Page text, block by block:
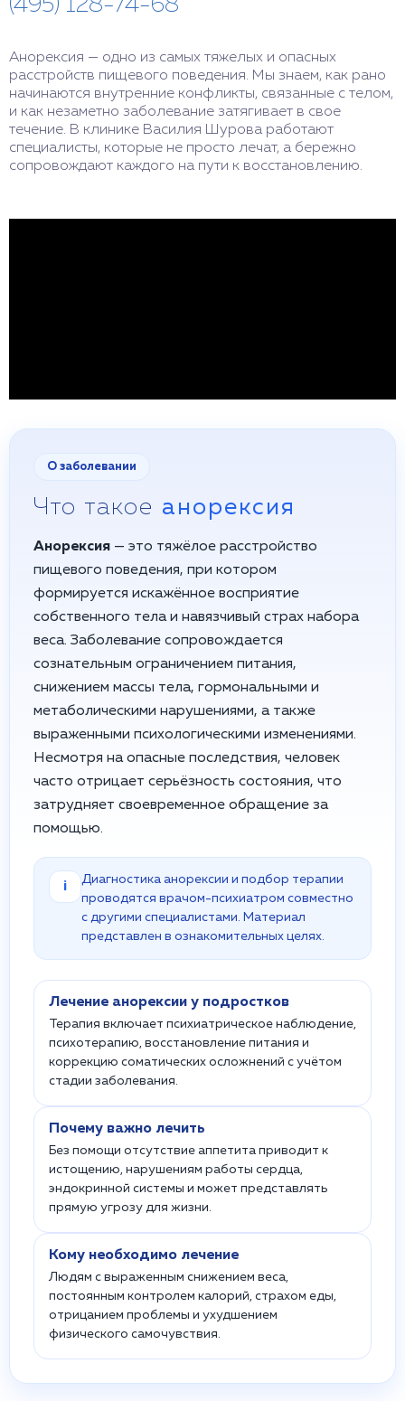
(495) 128-74-68
Анорексия — одно из самых тяжелых и опасных
расстройств пищевого поведения. Мы знаем, как рано
начинаются внутренние конфликты, связанные с телом,
и как незаметно заболевание затягивает в свое
течение. В клинике Василия Шурова работают
специалисты, которые не просто лечат, а бережно
сопровождают каждого на пути к восстановлению.
О заболевании
Что такое анорексия
Анорексия — это тяжёлое расстройство
пищевого поведения, при котором
формируется искажённое восприятие
собственного тела и навязчивый страх набора
веса. Заболевание сопровождается
сознательным ограничением питания,
снижением массы тела, гормональными и
метаболическими нарушениями, а также
выраженными психологическими изменениями.
Несмотря на опасные последствия, человек
часто отрицает серьёзность состояния, что
затрудняет своевременное обращение за
помощью.
i
Диагностика анорексии и подбор терапии
проводятся врачом-психиатром совместно
с другими специалистами. Материал
представлен в ознакомительных целях.
Лечение анорексии у подростков
Терапия включает психиатрическое наблюдение,
психотерапию, восстановление питания и
коррекцию соматических осложнений с учётом
стадии заболевания.
Почему важно лечить
Без помощи отсутствие аппетита приводит к
истощению, нарушениям работы сердца,
эндокринной системы и может представлять
прямую угрозу для жизни.
Кому необходимо лечение
Людям с выраженным снижением веса,
постоянным контролем калорий, страхом еды,
отрицанием проблемы и ухудшением
физического самочувствия.